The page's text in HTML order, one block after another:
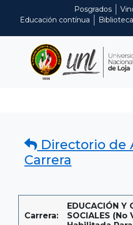
Posgrados
Educación contínua
Directorio de
Carrera
Carrera:
EDUCACIÓN Y
SOCIALES